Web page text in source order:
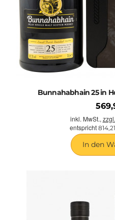
Bunnahabhain 25 in
inkl. MwSt.,
entspricht
In den